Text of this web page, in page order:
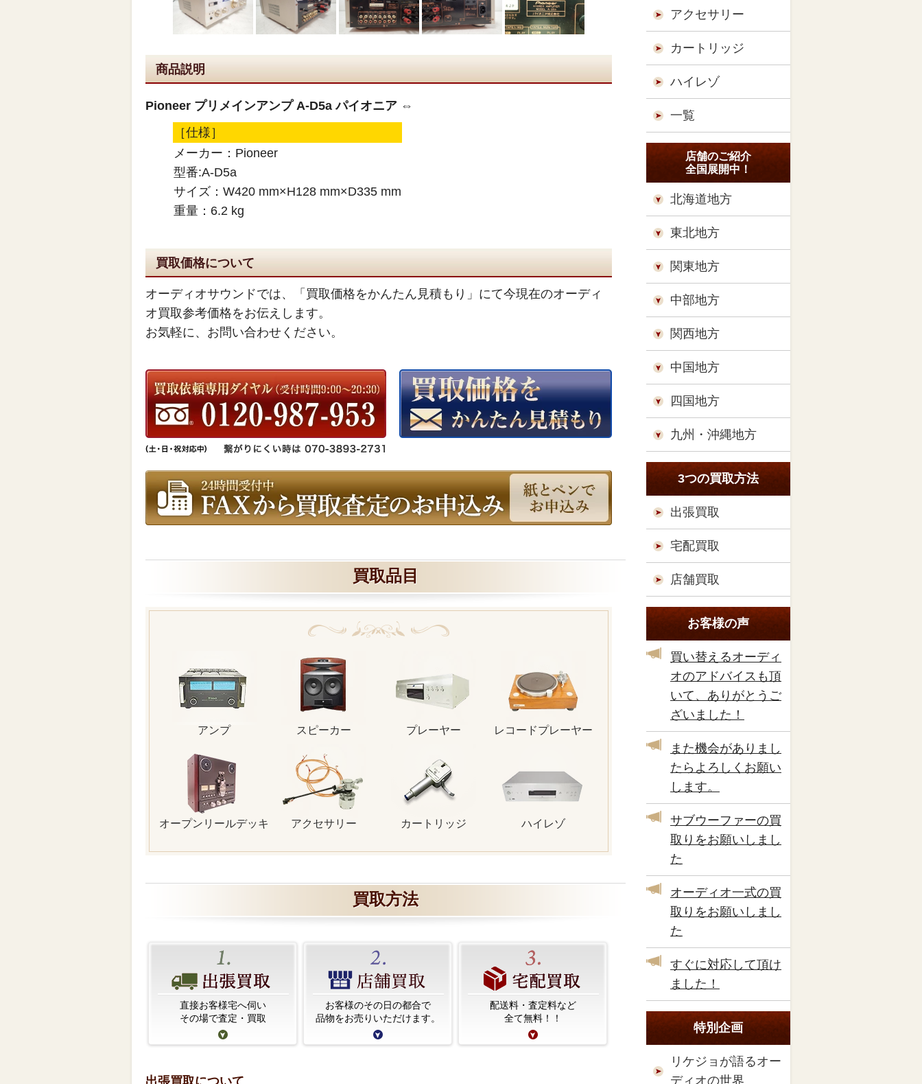
商品説明
Pioneer プリメインアンプ A-D5a パイオニア ⇔
［仕様］
メーカー：Pioneer
型番:A-D5a
サイズ：W420 mm×H128 mm×D335 mm
重量：6.2 kg
買取価格について
オーディオサウンドでは、「買取価格をかんたん見積もり」にて今現在のオーディ
オ買取参考価格をお伝えします。
お気軽に、お問い合わせください。
買取品目
アンプ スピーカー プレーヤー レコードプレーヤー
オープンリールデッキ アクセサリー カートリッジ ハイレゾ
買取方法
直接お客様宅へ伺い
その場で査定・買取
お客様のその日の都合で
品物をお売りいただけます。
配送料・査定料など
全て無料！！
出張買取について
アクセサリー
カートリッジ
ハイレゾ
一覧
店舗のご紹介
全国展開中！
北海道地方
東北地方
関東地方
中部地方
関西地方
中国地方
四国地方
九州・沖縄地方
3つの買取方法
出張買取
宅配買取
店舗買取
お客様の声
買い替えるオーディ
オのアドバイスも頂
いて、ありがとうご
ざいました！
また機会がありまし
たらよろしくお願い
します。
サブウーファーの買
取りをお願いしまし
た
オーディオ一式の買
取りをお願いしまし
た
すぐに対応して頂け
ました！
特別企画
リケジョが語るオー
ディオの世界